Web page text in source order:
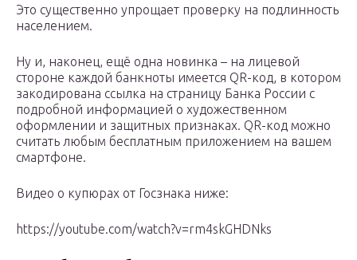
Это существенно упрощает проверку на подлинность
населением.
Ну и, наконец, ещё одна новинка – на лицевой
стороне каждой банкноты имеется QR-код, в котором
закодирована ссылка на страницу Банка России с
подробной информацией о художественном
оформлении и защитных признаках. QR-код можно
считать любым бесплатным приложением на вашем
смартфоне.
Видео о купюрах от Госзнака ниже:
https://youtube.com/watch?v=rm4skGHDNks